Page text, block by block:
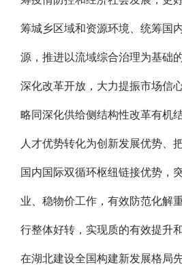
筹城乡区域和资源环境、统筹国
源，推进以流域综合治理为基础
深化改革开放，大力提振市场信
略同深化供给侧结构性改革有机
人才优势转化为创新发展优势、
国内国际双循环枢纽链接优势，
业、稳物价工作，有效防范化解
行整体好转，实现质的有效提升
在湖北建设全国构建新发展格局